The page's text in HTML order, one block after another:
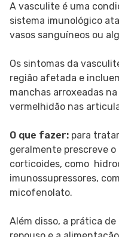
A vasculite é uma
sistema imunológico
vasos sanguíneos ou
Os sintomas da
região afetada e
manchas arroxeadas
vermelhidão nas
O que fazer: para
geralmente prescreve
corticoides, como
imunossupressores,
micofenolato.
Além disso, a prática